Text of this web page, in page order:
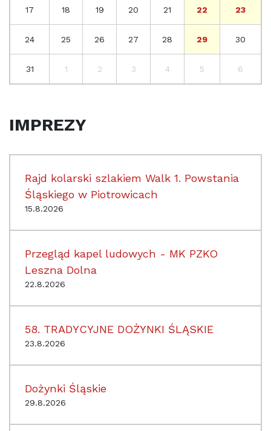
17 18 19 20 21 22 23
24 25 26 27 28 29 30
31 1 2 3 4 5 6
IMPREZY
Rajd kolarski szlakiem Walk 1. Powstania
Śląskiego w Piotrowicach
15.8.2026
Przegląd kapel ludowych - MK PZKO
Leszna Dolna
22.8.2026
58. TRADYCYJNE DOŻYNKI ŚLĄSKIE
23.8.2026
Dożynki Śląskie
29.8.2026